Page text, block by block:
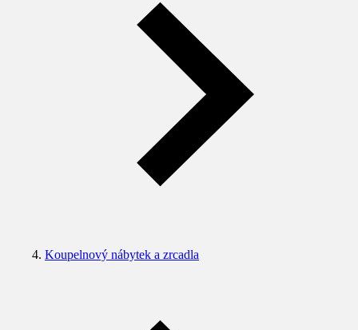
Koupelnový nábytek a zrcadla